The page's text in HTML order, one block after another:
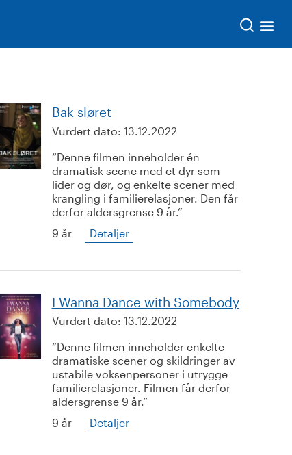
Bak sløret
Vurdert dato: 13.12.2022
Denne filmen inneholder én
dramatisk scene med et dyr som
lider og dør, og enkelte scener med
krangling i familierelasjoner. Den får
derfor aldersgrense 9 år.
9 år
Detaljer
I Wanna Dance with Somebody
Vurdert dato: 13.12.2022
Denne filmen inneholder enkelte
dramatiske scener og skildringer av
ustabile voksenpersoner i utrygge
familierelasjoner. Filmen får derfor
aldersgrense 9 år.
9 år
Detaljer